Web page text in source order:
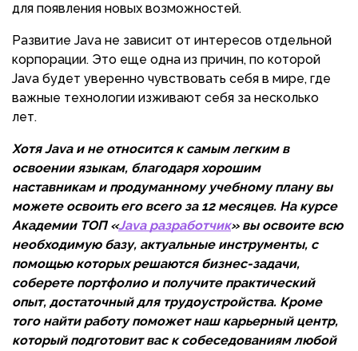
для появления новых возможностей.
Развитие Java не зависит от интересов отдельной
корпорации. Это еще одна из причин, по которой
Java будет уверенно чувствовать себя в мире, где
важные технологии изживают себя за несколько
лет.
Хотя Java и не относится к самым легким в
освоении языкам, благодаря хорошим
наставникам и продуманному учебному плану вы
можете освоить его всего за 12 месяцев. На курсе
Академии ТОП «Java разработчик» вы освоите всю
необходимую базу, актуальные инструменты, с
помощью которых решаются бизнес-задачи,
соберете портфолио и получите практический
опыт, достаточный для трудоустройства. Кроме
того найти работу поможет наш карьерный центр,
который подготовит вас к собеседованиям любой